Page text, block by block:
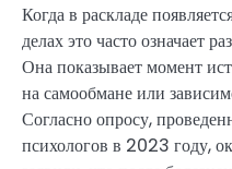
Когда в раскладе
делах это часто означает
Она показывает момент
на самообмане или
Согласно опросу,
психологов в 2023 году,